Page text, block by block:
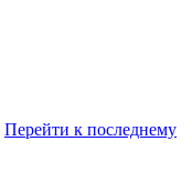
Перейти к последнему